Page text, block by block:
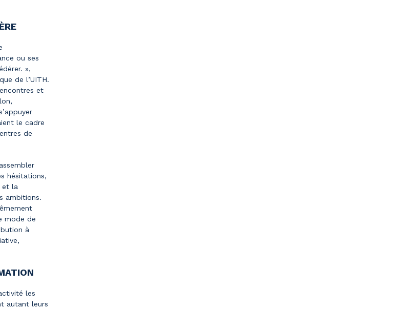
ou ses
»,
de l’UITH.
et
le cadre
de
hésitations,
et la
ambitions.
mode de
à
les
autant leurs